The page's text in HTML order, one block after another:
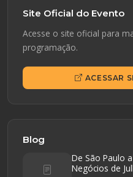
Site Oficial do Evento
Acesse o site oficial para
programação.
ACESSAR
Blog
De São Paulo
Negócios de